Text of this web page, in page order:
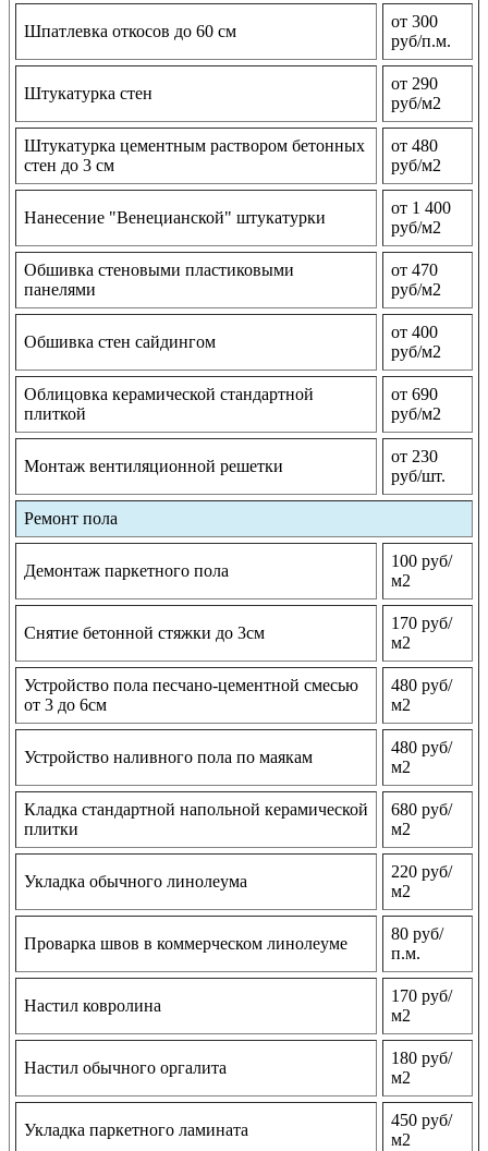
Шпатлевка откосов до 60 см
от 300
руб/п.м.
Штукатурка стен
от 290
руб/м2
Штукатурка цементным раствором бетонных
стен до 3 см
от 480
руб/м2
Нанесение "Венецианской" штукатурки
от 1 400
руб/м2
Обшивка стеновыми пластиковыми
панелями
от 470
руб/м2
Обшивка стен сайдингом
от 400
руб/м2
Облицовка керамической стандартной
плиткой
от 690
руб/м2
Монтаж вентиляционной решетки
от 230
руб/шт.
Ремонт пола
Демонтаж паркетного пола
100 руб/
м2
Снятие бетонной стяжки до 3см
170 руб/
м2
Устройство пола песчано-цементной смесью
от 3 до 6см
480 руб/
м2
Устройство наливного пола по маякам
480 руб/
м2
Кладка стандартной напольной керамической
плитки
680 руб/
м2
Укладка обычного линолеума
220 руб/
м2
Проварка швов в коммерческом линолеуме
80 руб/
п.м.
Настил ковролина
170 руб/
м2
Настил обычного оргалита
180 руб/
м2
Укладка паркетного ламината
450 руб/
м2